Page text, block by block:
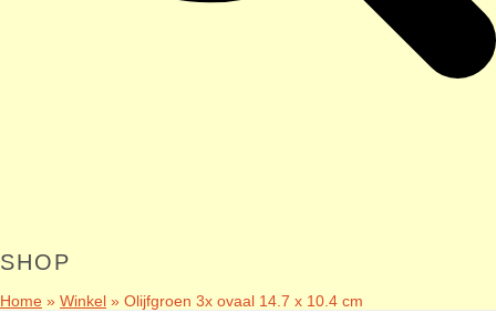
SHOP
Home » Winkel » Olijfgroen 3x ovaal 14.7 x 10.4 cm